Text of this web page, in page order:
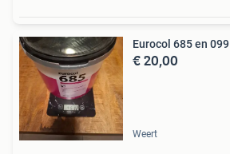
Eurocol 685 en 099
€ 20,00
Weert